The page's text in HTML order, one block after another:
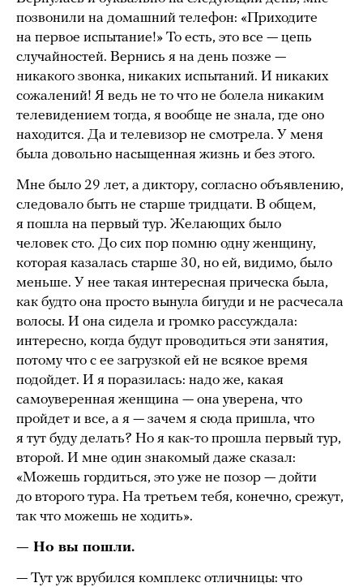
позвонили на домашний телефон: «Приходите
на первое испытание!» То есть, это все — цепь
случайностей. Вернись я на день позже —
никакого звонка, никаких испытаний. И никаких
сожалений! Я ведь не то что не болела никаким
телевидением тогда, я вообще не знала, где оно
находится. Да и телевизор не смотрела. У меня
была довольно насыщенная жизнь и без этого.
Мне было 29 лет, а диктору, согласно объявлению,
следовало быть не старше тридцати. В общем,
я пошла на первый тур. Желающих было
человек сто. До сих пор помню одну женщину,
которая казалась старше 30, но ей, видимо, было
меньше. У нее такая интересная прическа была,
как будто она просто вынула бигуди и не расчесала
волосы. И она сидела и громко рассуждала:
интересно, когда будут проводиться эти занятия,
потому что с ее загрузкой ей не всякое время
подойдет. И я поразилась: надо же, какая
самоуверенная женщина — она уверена, что
пройдет и все, а я — зачем я сюда пришла, что
я тут буду делать? Но я как-то прошла первый тур,
второй. И мне один знакомый даже сказал:
«Можешь гордиться, это уже не позор — дойти
до второго тура. На третьем тебя, конечно, срежут,
так что можешь не ходить».
— Но вы пошли.
— Тут уж врубился комплекс отличницы: что